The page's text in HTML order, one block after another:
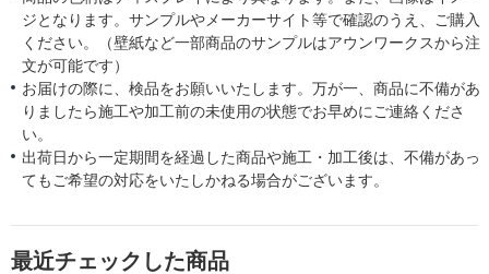
ジとなります。サンプルやメーカーサイト等で確認のうえ、ご購入
ください。（壁紙など一部商品のサンプルはアウンワークスから注
文が可能です）
お届けの際に、検品をお願いいたします。万が一、商品に不備があ
りましたら施工や加工前の未使用の状態でお早めにご連絡くださ
い。
出荷日から一定期間を経過した商品や施工・加工後は、不備があっ
てもご希望の対応をいたしかねる場合がございます。
最近チェックした商品